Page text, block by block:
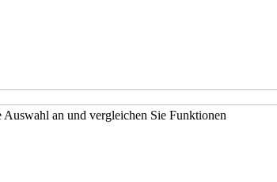
an und vergleichen Sie Funktionen